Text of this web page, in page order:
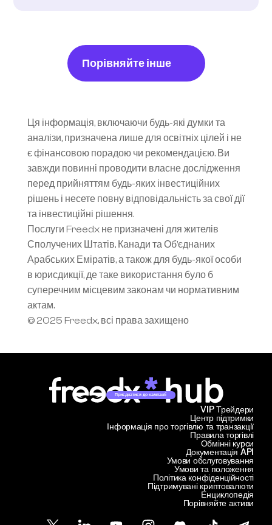
Порівняйте інше
Ця інформація, включаючи будь-які думки та
аналізи, призначена лише для освітніх цілей і не
є фінансовою порадою чи рекомендацією. Ви
завжди повинні проводити власне дослідження
перед прийняттям будь-яких інвестиційних
рішень і несете повну відповідальність за свої дії
та інвестиційні рішення.
Послуги Freedx не призначені для жителів
Сполучених Штатів, Канади та Об’єднаних
Арабських Еміратів, а також для будь-якої особи
в юрисдикції, де таке використання було б
суперечним місцевим законам чи нормативним
актам.
© 2025 Freedx, всі права захищено
Приєднатися до кампанії
Центр підтримки
Інформація про торгівлю та транзакції
VIP Трейдери
Правила торгівлі
Обмінні курси
Документація API
Умови обслуговування
Умови та положення
Політика конфіденційності
Підтримувані криптовалюти
Енциклопедія
Порівняйте активи